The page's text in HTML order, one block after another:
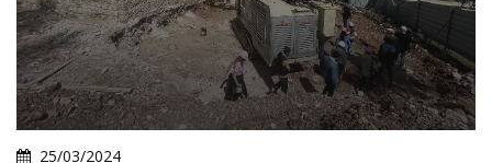
25/03/2024